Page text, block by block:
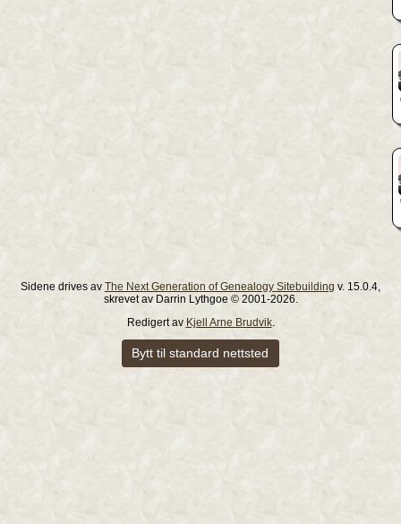
Sidene drives av The Next Generation of Genealogy Sitebuilding v. 15.0.4,
skrevet av Darrin Lythgoe © 2001-2026.
Redigert av Kjell Arne Brudvik.
Bytt til standard nettsted